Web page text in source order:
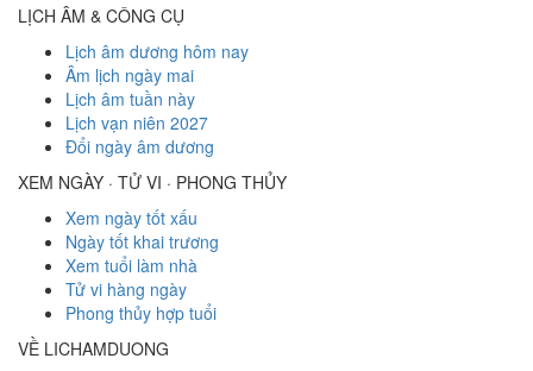
LỊCH ÂM & CÔNG CỤ
Lịch âm dương hôm nay
Âm lịch ngày mai
Lịch âm tuần này
Lịch vạn niên 2027
Đổi ngày âm dương
XEM NGÀY · TỬ VI · PHONG THỦY
Xem ngày tốt xấu
Ngày tốt khai trương
Xem tuổi làm nhà
Tử vi hàng ngày
Phong thủy hợp tuổi
VỀ LICHAMDUONG